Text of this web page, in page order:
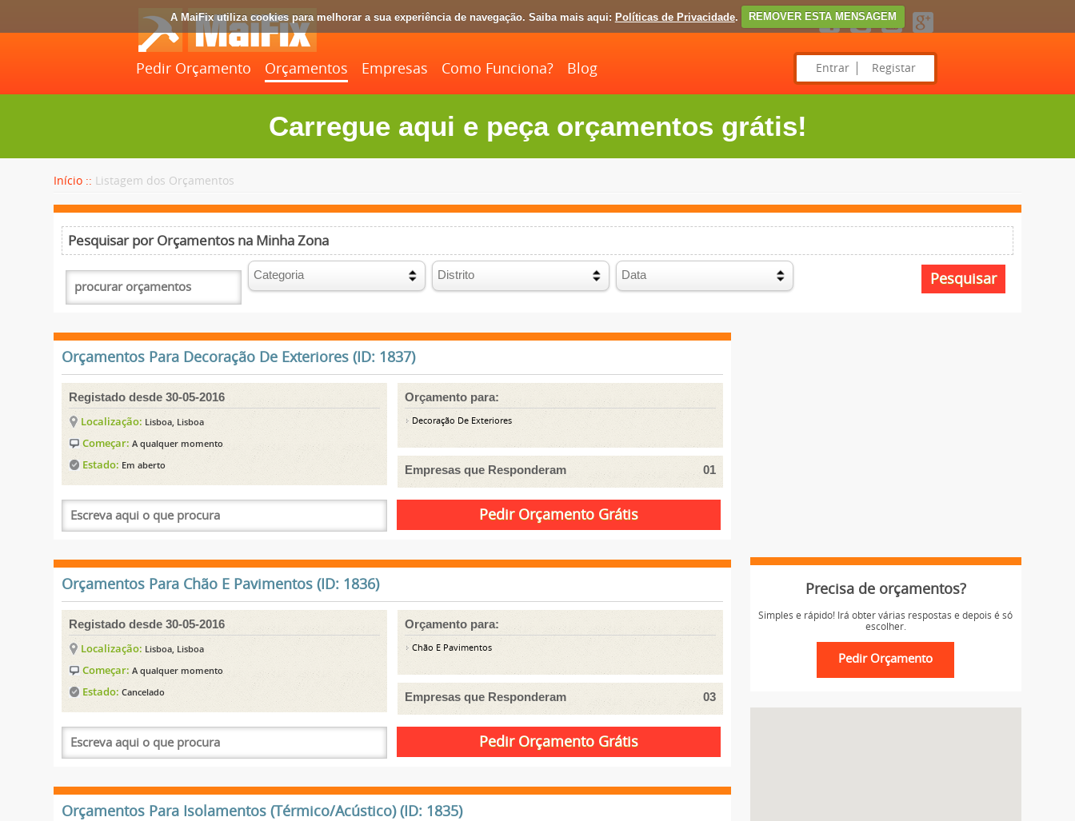
A MaiFix utiliza cookies para melhorar a sua experiência de navegação. Saiba mais aqui: Políticas de Privacidade. REMOVER ESTA MENSAGEM
Pedir Orçamento Orçamentos Empresas Como Funciona? Blog Entrar Registar
Carregue aqui e peça orçamentos grátis!
Início :: Listagem dos Orçamentos
Pesquisar por Orçamentos na Minha Zona
Orçamentos Para Decoração De Exteriores (ID: 1837)
Registado desde 30-05-2016
Localização: Lisboa, Lisboa
Começar:A qualquer momento
Estado: Em aberto
Orçamento para:
Decoração De Exteriores
Empresas que Responderam 01
Orçamentos Para Chão E Pavimentos (ID: 1836)
Registado desde 30-05-2016
Localização: Lisboa, Lisboa
Começar:A qualquer momento
Estado:Cancelado
Orçamento para:
Chão E Pavimentos
Empresas que Responderam 03
Orçamentos Para Isolamentos (Térmico/Acústico) (ID: 1835)
Precisa de orçamentos?
Simples e rápido! Irá obter várias respostas e depois é só
escolher.